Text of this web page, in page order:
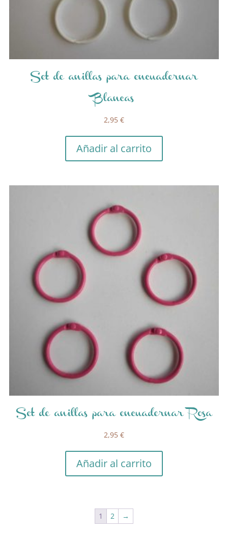
Set de anillas para encuadernar
Blancas
2,95 €
Añadir al carrito
Set de anillas para encuadernar Rosa
2,95 €
Añadir al carrito
1 2 →